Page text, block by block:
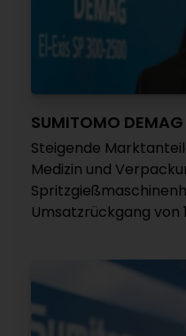
SUMITOMO DEMAG
Steigende
Medizin und
Umsatzrückgang von